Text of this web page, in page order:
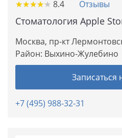
★★★★★
★★★★★ 8.4 Отзывы
Стоматология Apple
Москва, пр-кт
Район: Выхино-Жулебино
Записаться
+7 (495) 988-32-31